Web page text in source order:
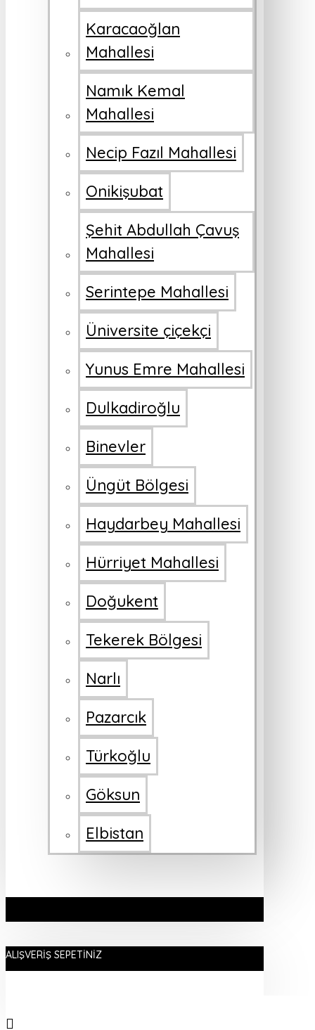
Karacaoğlan
Mahallesi
Namık Kemal
Mahallesi
Necip Fazıl Mahallesi
Onikişubat
Şehit Abdullah Çavuş
Mahallesi
Serintepe Mahallesi
Üniversite çiçekçi
Yunus Emre Mahallesi
Dulkadiroğlu
Binevler
Üngüt Bölgesi
Haydarbey Mahallesi
Hürriyet Mahallesi
Doğukent
Tekerek Bölgesi
Narlı
Pazarcık
Türkoğlu
Göksun
Elbistan
ALIŞVERIŞ SEPETINIZ